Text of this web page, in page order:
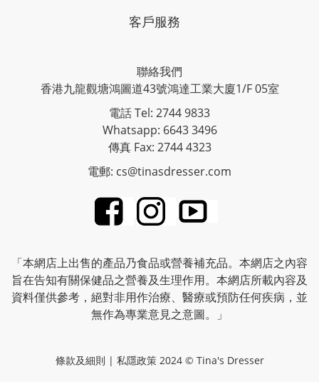
客戶服務
聯絡我們
香港九龍觀塘鴻圖道43號鴻達工業大廈1/F 05室
電話 Tel: 2744 9833
Whatsapp: 6643 3496
傳真 Fax: 2744 4323
電郵: cs@tinasdresser.com
「本網店上出售的產品乃食品或營養補充品。本網店之內容
旨在告知有關保健品之營養及生理作用。本網店所載內容及
資料僅供參考，絕對非用作治療、醫療或預防任何疾病，並
無作為專業意見之意圖。」
條款及細則 | 私隱政策2024 © Tina's Dresser